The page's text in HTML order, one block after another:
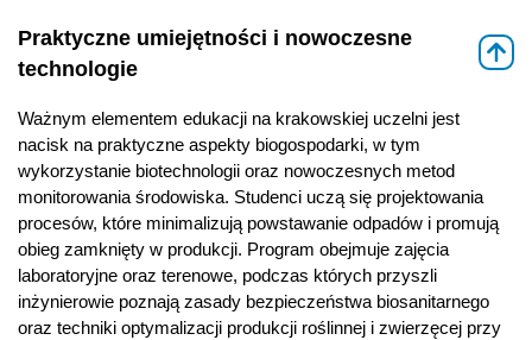
Praktyczne umiejętności i nowoczesne
technologie
Ważnym elementem edukacji na krakowskiej uczelni jest
nacisk na praktyczne aspekty biogospodarki, w tym
wykorzystanie biotechnologii oraz nowoczesnych metod
monitorowania środowiska. Studenci uczą się projektowania
procesów, które minimalizują powstawanie odpadów i promują
obieg zamknięty w produkcji. Program obejmuje zajęcia
laboratoryjne oraz terenowe, podczas których przyszli
inżynierowie poznają zasady bezpieczeństwa biosanitarnego
oraz techniki optymalizacji produkcji roślinnej i zwierzęcej przy